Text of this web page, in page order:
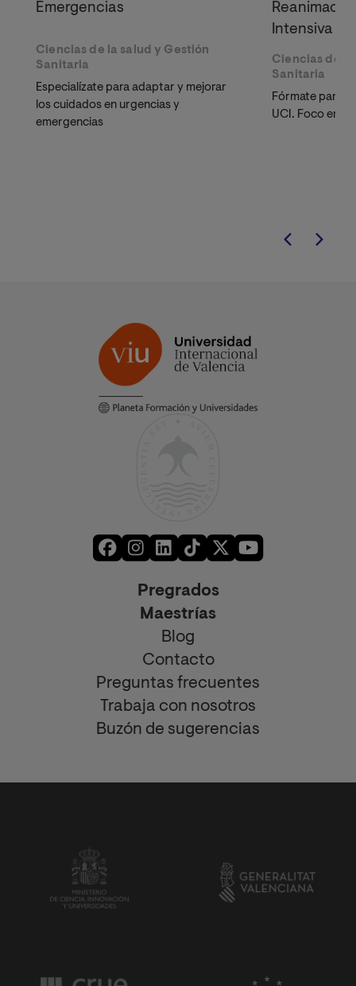
Emergencias
Ciencias de la salud y Gestión
Sanitaria
Especialízate para adaptar y mejorar
los cuidados en urgencias y
emergencias
Intensiva
Ciencias de
Sanitaria
Fórmate para
UCI. Foco en
Pregrados
Maestrías
Blog
Contacto
Preguntas frecuentes
Trabaja con nosotros
Buzón de sugerencias